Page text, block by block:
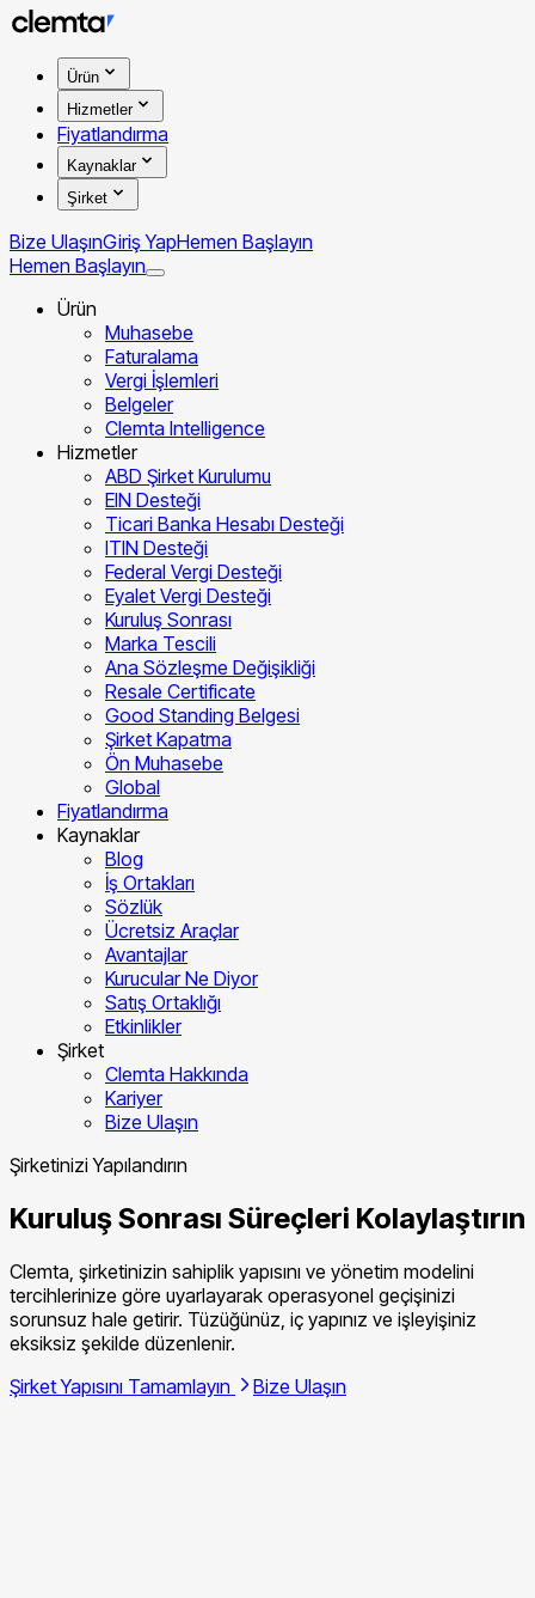
Ürün
Hizmetler
Fiyatlandırma
Kaynaklar
Şirket
Bize UlaşınGiriş YapHemen Başlayın
Hemen Başlayın
Ürün
Muhasebe
Faturalama
Vergi İşlemleri
Belgeler
Clemta Intelligence
Hizmetler
ABD Şirket Kurulumu
EIN Desteği
Ticari Banka Hesabı Desteği
ITIN Desteği
Federal Vergi Desteği
Eyalet Vergi Desteği
Kuruluş Sonrası
Marka Tescili
Ana Sözleşme Değişikliği
Resale Certificate
Good Standing Belgesi
Şirket Kapatma
Ön Muhasebe
Global
Fiyatlandırma
Kaynaklar
Blog
İş Ortakları
Sözlük
Ücretsiz Araçlar
Avantajlar
Kurucular Ne Diyor
Satış Ortaklığı
Etkinlikler
Şirket
Clemta Hakkında
Kariyer
Bize Ulaşın
Şirketinizi Yapılandırın
Kuruluş Sonrası Süreçleri Kolaylaştırın
Clemta, şirketinizin sahiplik yapısını ve yönetim modelini
tercihlerinize göre uyarlayarak operasyonel geçişinizi
sorunsuz hale getirir. Tüzüğünüz, iç yapınız ve işleyişiniz
eksiksiz şekilde düzenlenir.
Şirket Yapısını Tamamlayın
Bize Ulaşın